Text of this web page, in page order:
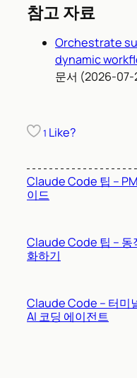
참고 자료
Orchestrate
dynamic
문서 (2026-07-
1 Like?
Claude Code 팁 –
이드
Claude Code 팁 – 동
화하기
Claude Code – 터미
AI 코딩 에이전트